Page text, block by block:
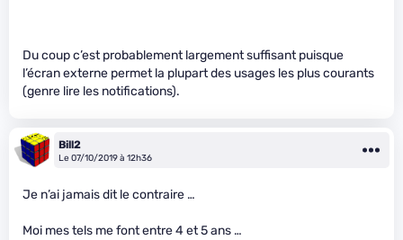
Du coup c’est probablement largement suffisant puisque
l’écran externe permet la plupart des usages les plus courants
(genre lire les notifications).
Bill2
Le 07/10/2019 à 12h36
Je n’ai jamais dit le contraire …
Moi mes tels me font entre 4 et 5 ans …